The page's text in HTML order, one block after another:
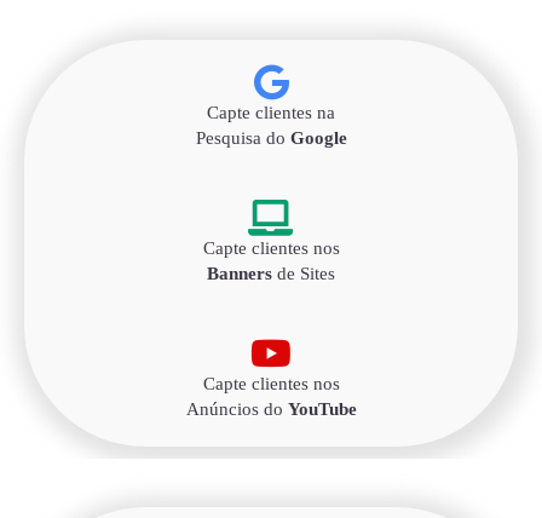
Capte clientes na
Pesquisa do Google
Capte clientes nos
Banners de Sites
Capte clientes nos
Anúncios do YouTube